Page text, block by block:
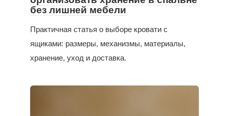
без лишней мебели
Практичная статья о выборе кровати с
ящиками: размеры, механизмы, материалы,
хранение, уход и доставка.